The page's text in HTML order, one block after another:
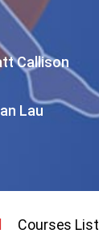
Callison
Lau
Courses List